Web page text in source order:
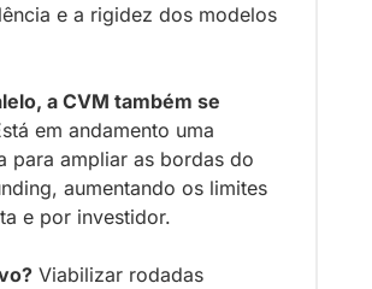
e a rigidez dos modelos
a CVM também se
em andamento uma
para ampliar as bordas do
aumentando os limites
e por investidor.
Viabilizar rodadas